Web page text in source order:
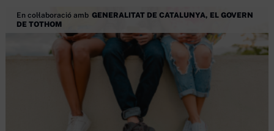
En col·laboració amb GENERALITAT DE CATALUNYA, EL GOVERN
DE TOTHOM